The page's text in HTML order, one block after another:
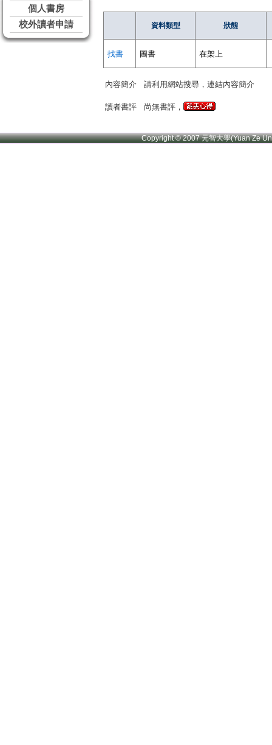
個人書房
校外讀者申請
資料類型 狀態
找書 圖書 在架上
內容簡介 請利用網站搜尋，連結內容簡介
讀者書評 尚無書評，
Copyright © 2007 元智大學(Yuan Ze